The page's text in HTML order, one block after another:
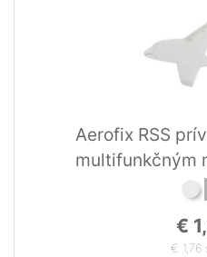
Aerofix RSS
multifunkčným
€
€ 1,76